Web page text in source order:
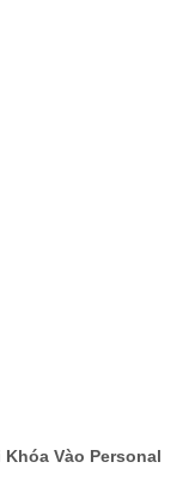
Vào Personal